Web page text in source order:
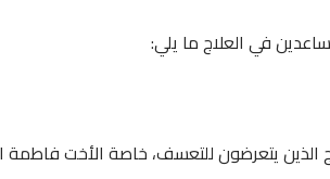
في العلاج ما يلي: